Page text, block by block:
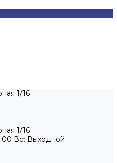
1/16
1/16
Вс: Выходной